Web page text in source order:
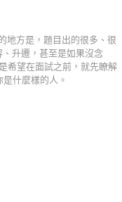
地方是，題目出的很多、很
升遷，甚至是如果沒念
希望在面試之前，就先瞭解
什麼樣的人。